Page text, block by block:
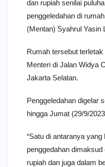
dan rupiah senilai
penggeledahan di
(Mentan) Syahrul Yasin
Rumah tersebut
Menteri di Jalan Widya
Jakarta Selatan.
Penggeledahan digelar
hingga Jumat (29/9/
“Satu di antaranya
penggedahan
rupiah dan juga dalam